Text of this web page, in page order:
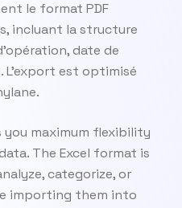
le format PDF
incluant la structure
date de
L'export est optimisé
you maximum flexibility
The Excel format is
categorize, or
importing them into